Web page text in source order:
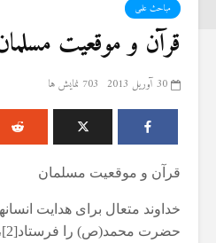
مباحث علمی
قرآن و موقعیت
30 آوریل 2013 703 نمایش ها
قرآن و موقعیت مسلمان
آیا اگر مسلمانی فردی